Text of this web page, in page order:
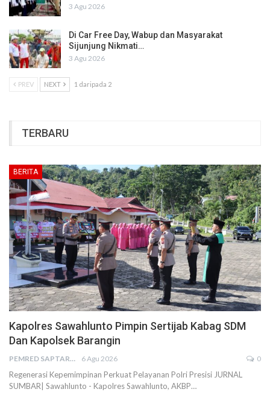
3 Agu 2026
Di Car Free Day, Wabup dan Masyarakat
Sijunjung Nikmati…
3 Agu 2026
PREV NEXT 1 daripada 2
TERBARU
BERITA
Kapolres Sawahlunto Pimpin Sertijab Kabag SDM
Dan Kapolsek Barangin
PEMRED SAPTARIUS 6 Agu 2026 0
Regenerasi Kepemimpinan Perkuat Pelayanan Polri Presisi JURNAL
SUMBAR| Sawahlunto - Kapolres Sawahlunto, AKBP…